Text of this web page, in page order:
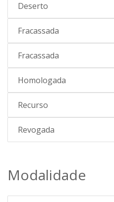
Deserto
Fracassada
Fracassada
Homologada
Recurso
Revogada
Modalidade